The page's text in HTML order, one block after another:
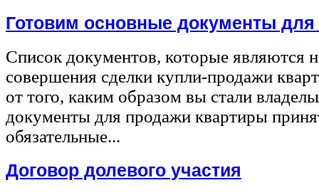
Готовим основные документы
Список документов, которые являются
совершения сделки купли-продажи
от того, каким образом вы стали
документы для продажи квартиры
обязательные...
Договор долевого участия